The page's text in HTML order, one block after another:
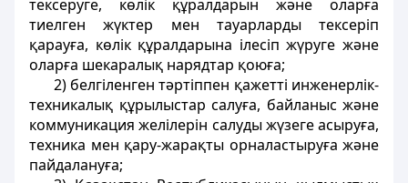
тексеруге, көлiк құралдарын және оларға
тиелген жүктер мен тауарларды тексерiп
қарауға, көлiк құралдарына ілесіп жүруге және
оларға шекаралық нарядтар қоюға;
2) белгіленген тәртіппен қажеттi инженерлiк-
техникалық құрылыстар салуға, байланыс және
коммуникация желiлерiн салуды жүзеге асыруға,
техника мен қару-жарақты орналастыруға және
пайдалануға;